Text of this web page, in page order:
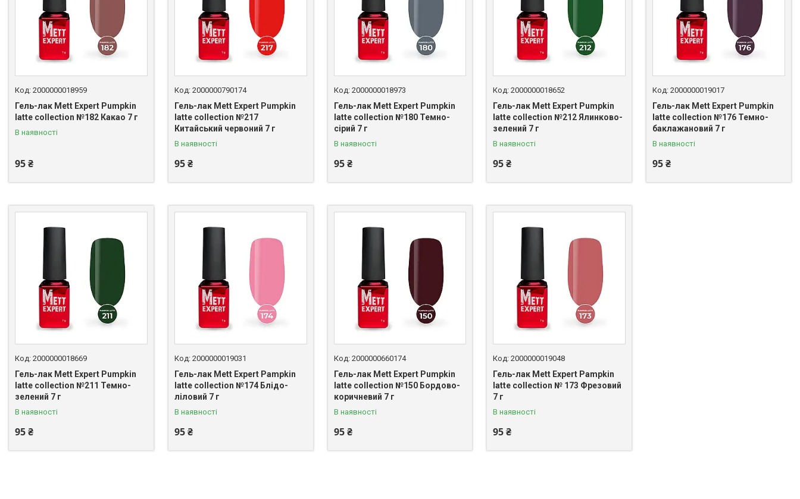
2000000018959
Гель-лак Mett Expert Pumpkin
latte collection №182 Какао 7 г
В наявності
95 ₴
2000000790174
Гель-лак Mett Expert Pumpkin
latte collection №217
Китайський червоний 7 г
В наявності
95 ₴
2000000018973
Гель-лак Mett Expert Pumpkin
latte collection №180 Темно-
сірий 7 г
В наявності
95 ₴
2000000018652
Гель-лак Mett Expert Pumpkin
latte collection №212 Ялинково-
зелений 7 г
В наявності
95 ₴
2000000019017
Гель-лак Mett Expert Pumpkin
latte collection №176 Темно-
баклажановий 7 г
В наявності
95 ₴
2000000018669
Гель-лак Mett Expert Pumpkin
latte collection №211 Темно-
зелений 7 г
В наявності
95 ₴
2000000019031
Гель-лак Mett Expert Pampkin
latte collection №174 Блідо-
ліловий 7 г
В наявності
95 ₴
2000000660174
Гель-лак Mett Expert Pumpkin
latte collection №150 Бордово-
коричневий 7 г
В наявності
95 ₴
2000000019048
Гель-лак Mett Expert Pampkin
latte collection № 173 Фрезовий
7 г
В наявності
95 ₴